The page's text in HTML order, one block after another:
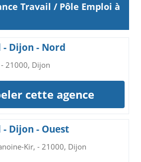
Travail / Pôle Emploi à
- Dijon - Nord
21000, Dijon
cette agence
Dijon - Ouest
Kir, - 21000, Dijon